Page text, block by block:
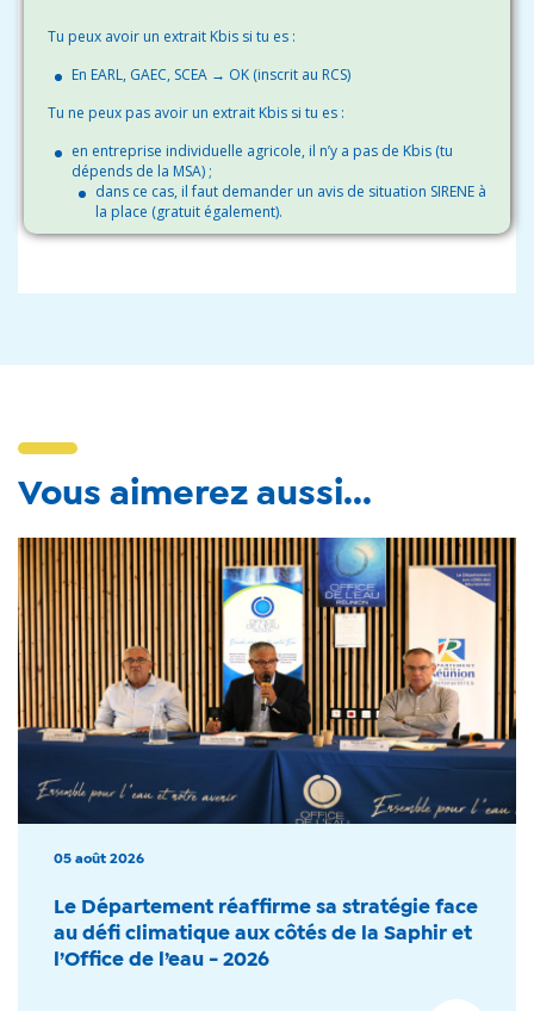
Tu peux avoir un extrait Kbis si tu es :
En EARL, GAEC, SCEA → OK (inscrit au RCS)
Tu ne peux pas avoir un extrait Kbis si tu es :
en entreprise individuelle agricole, il n’y a pas de Kbis (tu
dépends de la MSA) ;
dans ce cas, il faut demander un avis de situation SIRENE à
la place (gratuit également).
Vous aimerez aussi...
05 août 2026
Le Département réaffirme sa stratégie face
au défi climatique aux côtés de la Saphir et
l’Office de l’eau - 2026